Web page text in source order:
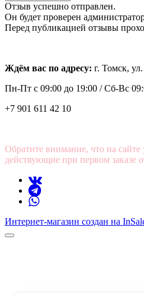
Отзыв успешно отправлен.
Он будет проверен
Перед публикацией отзывы
Ждём вас по адресу: г. Томск,
Пн-Пт с 09:00 до 19:00 /Сб-Вс
+7 901 611 42 10
Обратите внимание, что на
действующие при первом заказе
Интернет-магазин создан на